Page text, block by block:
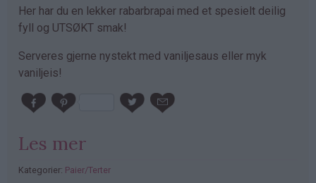
Her har du en lekker rabarbrapai med et spesielt deilig
fyll og UTSØKT smak!
Serveres gjerne nystekt med vaniljesaus eller myk
vaniljeis!
Les mer
Kategorier: Paier/Terter